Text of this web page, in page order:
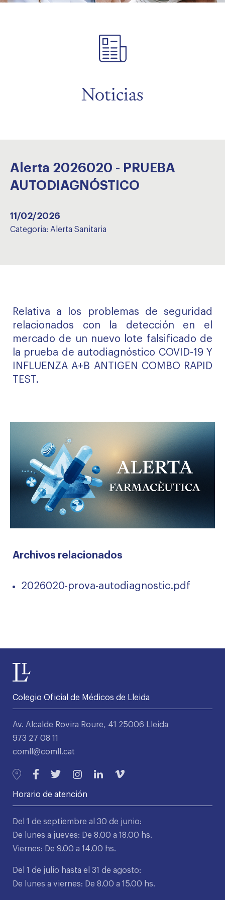
Noticias
Alerta 2026020 - PRUEBA
AUTODIAGNÓSTICO
11/02/2026
Categoria: Alerta Sanitaria
Archivos relacionados
2026020-prova-autodiagnostic.pdf
Relativa a los problemas de seguridad
relacionados con la detección en el
mercado de un nuevo lote falsificado de
la prueba de autodiagnóstico COVID-19 Y
INFLUENZA A+B ANTIGEN COMBO RAPID
TEST.
Colegio Oficial de Médicos de Lleida
Av. Alcalde Rovira Roure, 41 25006 Lleida
973 27 08 11
comll@comll.cat
Horario de atención
Del 1 de septiembre al 30 de junio:
De lunes a jueves: De 8.00 a 18.00 hs.
Viernes: De 9.00 a 14.00 hs.
Del 1 de julio hasta el 31 de agosto:
De lunes a viernes: De 8.00 a 15.00 hs.